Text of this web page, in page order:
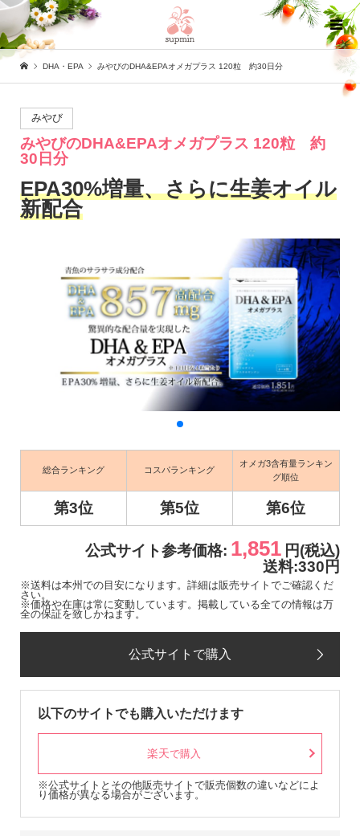
DHA・EPA みやびのDHA&EPAオメガプラス 120粒 約30日分
みやび
みやびのDHA&EPAオメガプラス 120粒 約
30日分
EPA30%増量、さらに生姜オイル
新配合
総合ランキング コスパランキング
オメガ3含有量ランキン
グ順位
第3位 第5位 第6位
公式サイト参考価格: 1,851 円(税込)
送料:330円
※送料は本州での目安になります。詳細は販売サイトでご確認くだ
さい。
※価格や在庫は常に変動しています。掲載している全ての情報は万
全の保証を致しかねます。
公式サイトで購入
以下のサイトでも購入いただけます
楽天で購入
※公式サイトとその他販売サイトで販売個数の違いなどによ
り価格が異なる場合がございます。